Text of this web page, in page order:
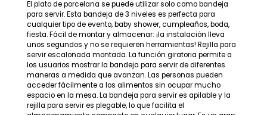
El plato de porcelana se puede utilizar solo como bandeja
para servir. Esta bandeja de 3 niveles es perfecta para
cualquier tipo de evento, baby shower, cumpleaños, boda,
fiesta. Fácil de montar y almacenar: ¡la instalación lleva
unos segundos y no se requieren herramientas! Rejilla para
servir escalonada montada. La función giratoria permite a
los usuarios mostrar la bandeja para servir de diferentes
maneras a medida que avanzan. Las personas pueden
acceder fácilmente a los alimentos sin ocupar mucho
espacio en la mesa. La bandeja para servir es apilable y la
rejilla para servir es plegable, lo que facilita el